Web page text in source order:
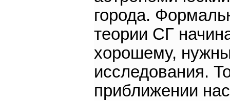
города.
теории СГ
хорошему,
исследования.
приближении